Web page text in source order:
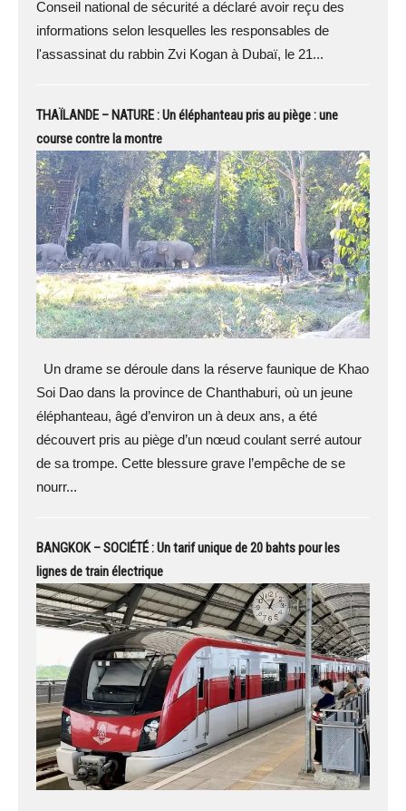
Conseil national de sécurité a déclaré avoir reçu des
informations selon lesquelles les responsables de
l'assassinat du rabbin Zvi Kogan à Dubaï, le 21...
THAÏLANDE – NATURE : Un éléphanteau pris au piège : une
course contre la montre
Un drame se déroule dans la réserve faunique de Khao
Soi Dao dans la province de Chanthaburi, où un jeune
éléphanteau, âgé d’environ un à deux ans, a été
découvert pris au piège d’un nœud coulant serré autour
de sa trompe. Cette blessure grave l’empêche de se
nourr...
BANGKOK – SOCIÉTÉ : Un tarif unique de 20 bahts pour les
lignes de train électrique